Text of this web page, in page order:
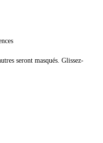
seront masqués. Glissez-